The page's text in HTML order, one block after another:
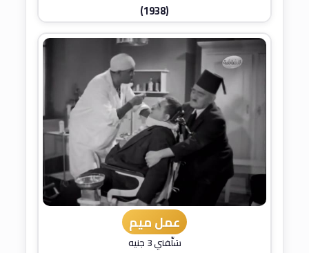
(1938)
عمل ميم
سَلِّفني 3 جنيه